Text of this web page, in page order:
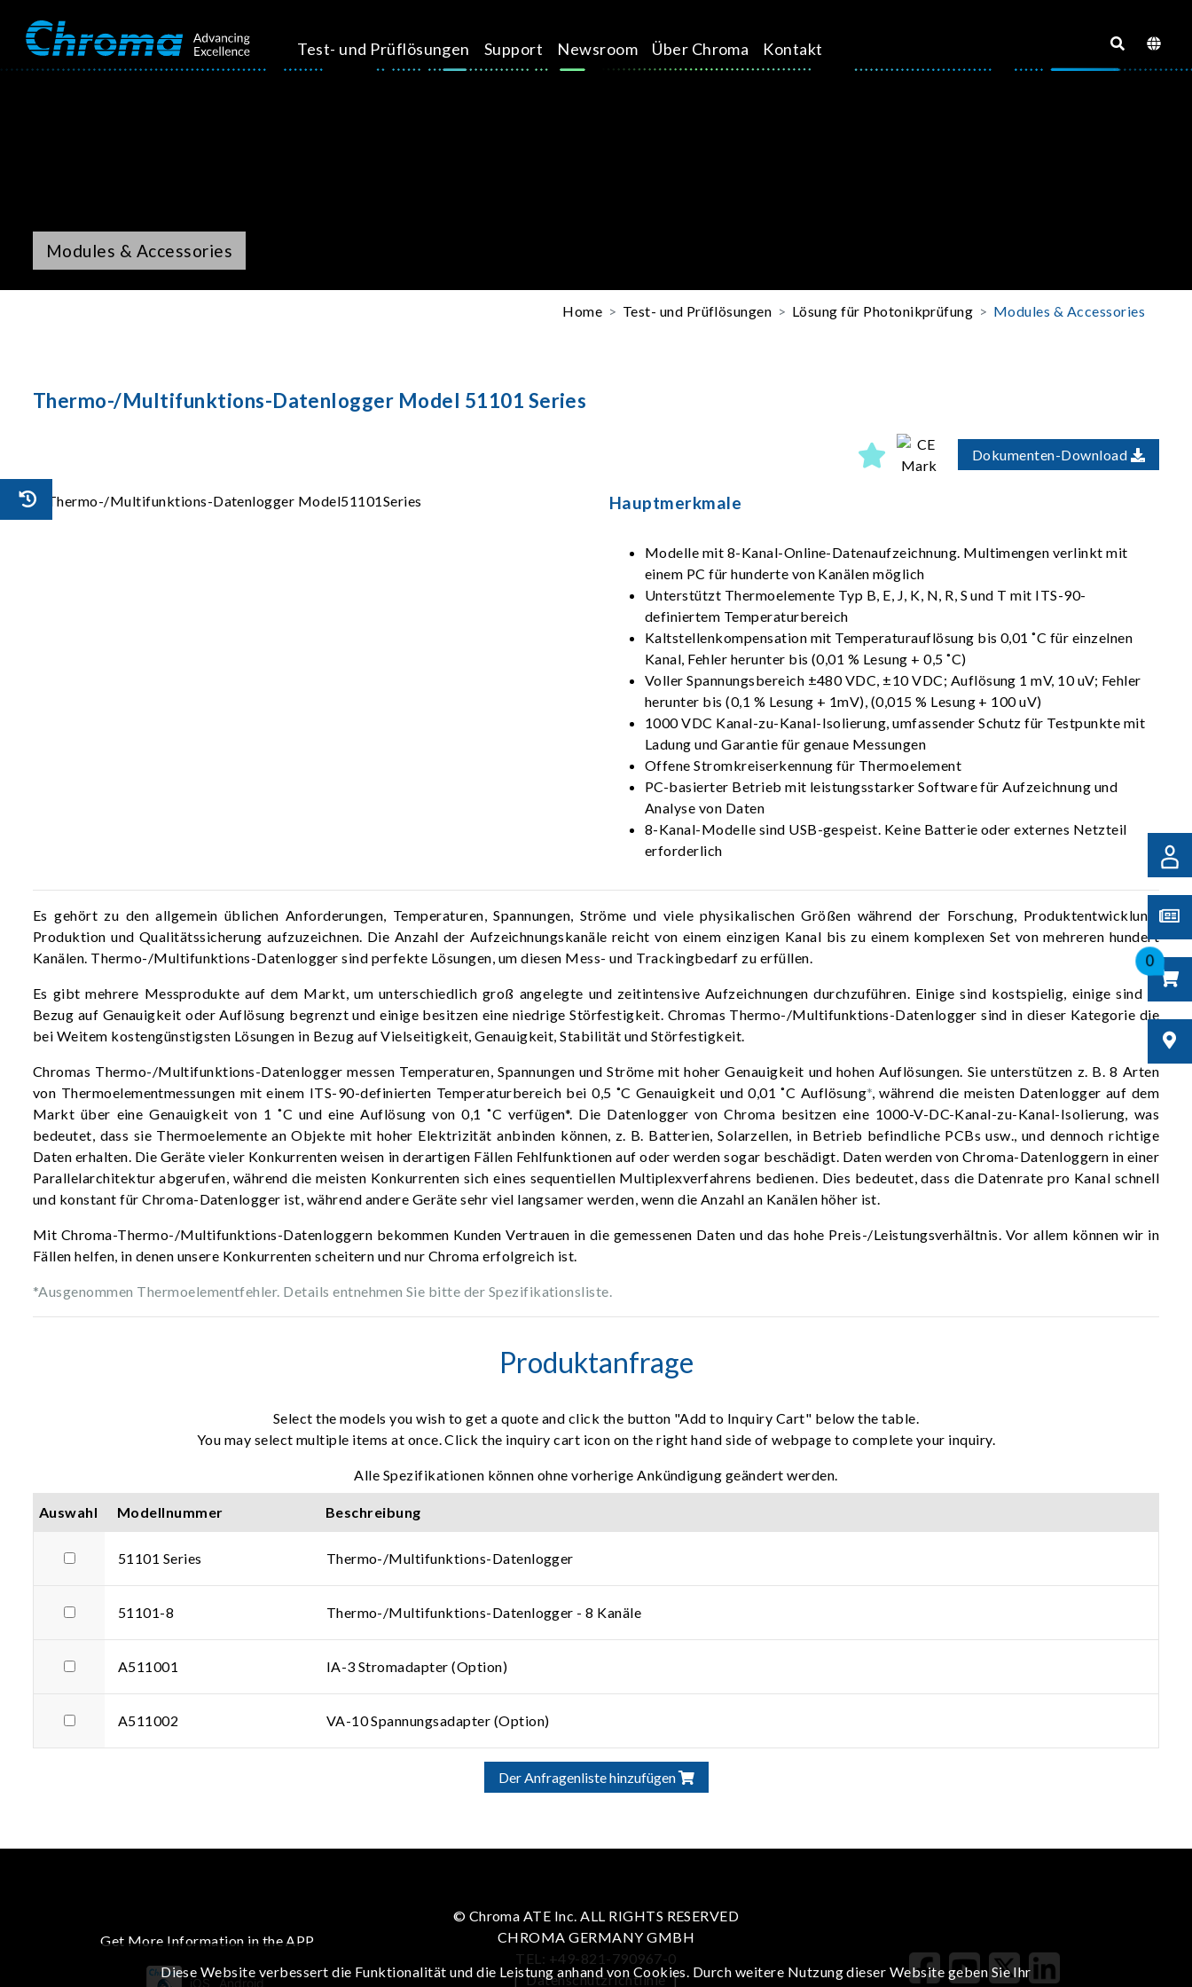
Test- und Prüflösungen Support Newsroom Über Chroma Kontakt
0
Modules & Accessories
Home Test- und Prüflösungen Lösung für Photonikprüfung Modules & Accessories
Thermo-/Multifunktions-Datenlogger Model 51101 Series
Dokumenten-Download
Hauptmerkmale
Modelle mit 8-Kanal-Online-Datenaufzeichnung. Multimengen verlinkt mit
einem PC für hunderte von Kanälen möglich
Unterstützt Thermoelemente Typ B, E, J, K, N, R, S und T mit ITS-90-
definiertem Temperaturbereich
Kaltstellenkompensation mit Temperaturauflösung bis 0,01 ˚C für einzelnen
Kanal, Fehler herunter bis (0,01 % Lesung + 0,5 ˚C)
Voller Spannungsbereich ±480 VDC, ±10 VDC; Auflösung 1 mV, 10 uV; Fehler
herunter bis (0,1 % Lesung + 1mV), (0,015 % Lesung + 100 uV)
1000 VDC Kanal-zu-Kanal-Isolierung, umfassender Schutz für Testpunkte mit
Ladung und Garantie für genaue Messungen
Offene Stromkreiserkennung für Thermoelement
PC-basierter Betrieb mit leistungsstarker Software für Aufzeichnung und
Analyse von Daten
8-Kanal-Modelle sind USB-gespeist. Keine Batterie oder externes Netzteil
erforderlich
Es gehört zu den allgemein üblichen Anforderungen, Temperaturen, Spannungen, Ströme und viele physikalischen Größen während der Forschung, Produktentwicklung,
Produktion und Qualitätssicherung aufzuzeichnen. Die Anzahl der Aufzeichnungskanäle reicht von einem einzigen Kanal bis zu einem komplexen Set von mehreren hundert
Kanälen. Thermo-/Multifunktions-Datenlogger sind perfekte Lösungen, um diesen Mess- und Trackingbedarf zu erfüllen.
Es gibt mehrere Messprodukte auf dem Markt, um unterschiedlich groß angelegte und zeitintensive Aufzeichnungen durchzuführen. Einige sind kostspielig, einige sind in
Bezug auf Genauigkeit oder Auflösung begrenzt und einige besitzen eine niedrige Störfestigkeit. Chromas Thermo-/Multifunktions-Datenlogger sind in dieser Kategorie die
bei Weitem kostengünstigsten Lösungen in Bezug auf Vielseitigkeit, Genauigkeit, Stabilität und Störfestigkeit.
Chromas Thermo-/Multifunktions-Datenlogger messen Temperaturen, Spannungen und Ströme mit hoher Genauigkeit und hohen Auflösungen. Sie unterstützen z. B. 8 Arten
von Thermoelementmessungen mit einem ITS-90-definierten Temperaturbereich bei 0,5 ˚C Genauigkeit und 0,01 ˚C Auflösung*, während die meisten Datenlogger auf dem
Markt über eine Genauigkeit von 1 ˚C und eine Auflösung von 0,1 ˚C verfügen*. Die Datenlogger von Chroma besitzen eine 1000-V-DC-Kanal-zu-Kanal-Isolierung, was
bedeutet, dass sie Thermoelemente an Objekte mit hoher Elektrizität anbinden können, z. B. Batterien, Solarzellen, in Betrieb befindliche PCBs usw., und dennoch richtige
Daten erhalten. Die Geräte vieler Konkurrenten weisen in derartigen Fällen Fehlfunktionen auf oder werden sogar beschädigt. Daten werden von Chroma-Datenloggern in einer
Parallelarchitektur abgerufen, während die meisten Konkurrenten sich eines sequentiellen Multiplexverfahrens bedienen. Dies bedeutet, dass die Datenrate pro Kanal schnell
und konstant für Chroma-Datenlogger ist, während andere Geräte sehr viel langsamer werden, wenn die Anzahl an Kanälen höher ist.
Mit Chroma-Thermo-/Multifunktions-Datenloggern bekommen Kunden Vertrauen in die gemessenen Daten und das hohe Preis-/Leistungsverhältnis. Vor allem können wir in
Fällen helfen, in denen unsere Konkurrenten scheitern und nur Chroma erfolgreich ist.
*Ausgenommen Thermoelementfehler. Details entnehmen Sie bitte der Spezifikationsliste.
Produktanfrage
Select the models you wish to get a quote and click the button "Add to Inquiry Cart" below the table.
You may select multiple items at once. Click the inquiry cart icon on the right hand side of webpage to complete your inquiry.
Alle Spezifikationen können ohne vorherige Ankündigung geändert werden.
Auswahl Modellnummer Beschreibung
51101 Series Thermo-/Multifunktions-Datenlogger
51101-8 Thermo-/Multifunktions-Datenlogger - 8 Kanäle
A511001 IA-3 Stromadapter (Option)
A511002 VA-10 Spannungsadapter (Option)
Der Anfragenliste hinzufügen
Get More Information in the APP
iOS Android
© Chroma ATE Inc. ALL RIGHTS RESERVED
CHROMA GERMANY GMBH
TEL: +49-821-790967-0
| Datenschutzrichtlinie |
Diese Website verbessert die Funktionalität und die Leistung anhand von Cookies. Durch weitere Nutzung dieser Website geben Sie Ihr